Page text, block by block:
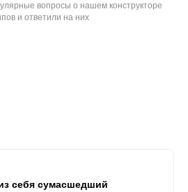
вопросы о нашем конструкторе
и ответили на них
себя сумасшедший